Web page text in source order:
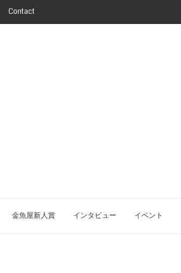
Contact
金魚屋新人賞 インタビュー イベント